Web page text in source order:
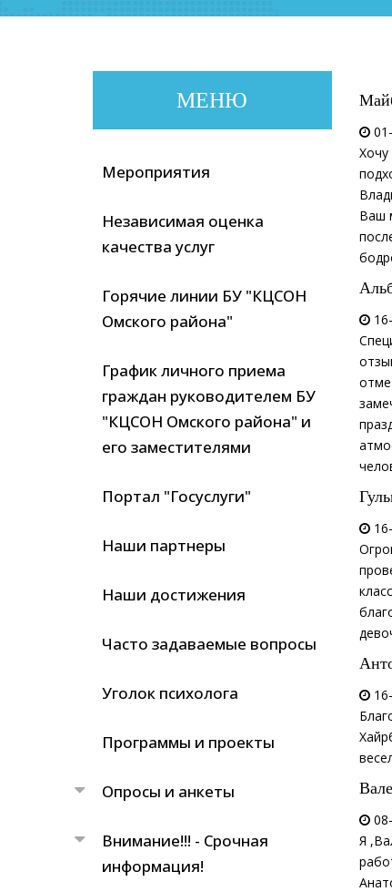
МЕНЮ
Мероприятия
Независимая оценка
качества услуг
Горячие линии БУ "КЦСОН
Омского района"
График личного приема
граждан руководителем БУ
"КЦСОН Омского района" и
его заместителями
Портал "Госуслуги"
Наши партнеры
Наши достижения
Часто задаваемые вопросы
Уголок психолога
Программы и проекты
Опросы и анкеты
Внимание!!! - Срочная
информация!
Хочу
Ваш
Я